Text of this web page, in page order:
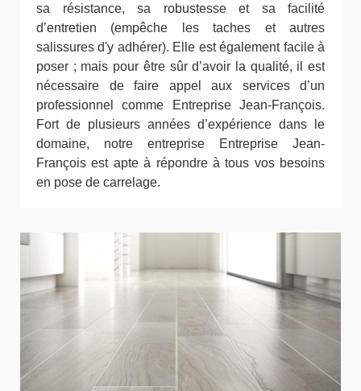
sa résistance, sa robustesse et sa facilité
d’entretien (empêche les taches et autres
salissures d'y adhérer). Elle est également facile à
poser ; mais pour être sûr d’avoir la qualité, il est
nécessaire de faire appel aux services d’un
professionnel comme Entreprise Jean-François.
Fort de plusieurs années d’expérience dans le
domaine, notre entreprise Entreprise Jean-
François est apte à répondre à tous vos besoins
en pose de carrelage.